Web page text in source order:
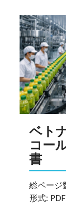
ベト
コー
書
総ページ
形式: PDF
ニュースレタ